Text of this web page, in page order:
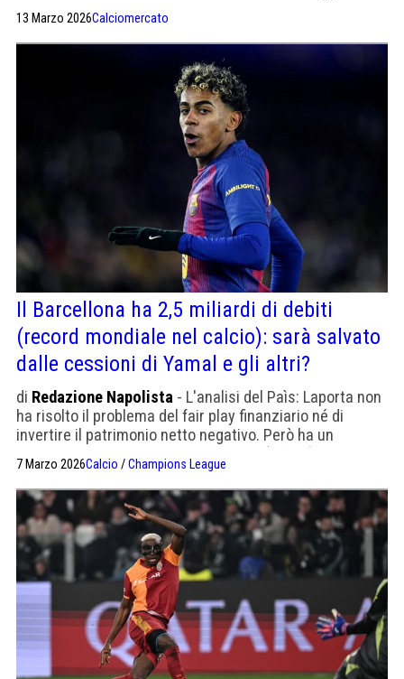
13 Marzo 2026Calciomercato
Il Barcellona ha 2,5 miliardi di debiti
(record mondiale nel calcio): sarà salvato
dalle cessioni di Yamal e gli altri?
di Redazione Napolista - L'analisi del Paìs: Laporta non
ha risolto il problema del fair play finanziario né di
invertire il patrimonio netto negativo. Però ha un
7 Marzo 2026Calcio /Champions League